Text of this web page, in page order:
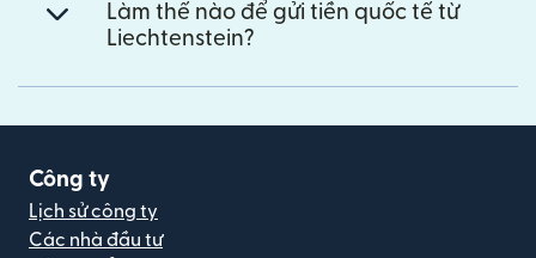
Làm thế nào để gửi tiền quốc tế từ
Liechtenstein?
Công ty
Lịch sử công ty
Các nhà đầu tư